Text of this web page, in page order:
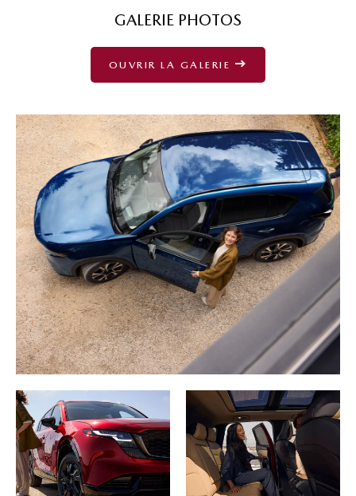
GALERIE PHOTOS
OUVRIR LA GALERIE